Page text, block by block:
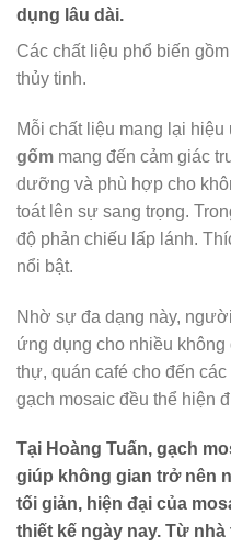
dụng lâu dài.
Các chất liệu phổ biến
thủy tinh.
Mỗi chất liệu mang lại hiệu
gốm mang đến cảm giác
dưỡng và phù hợp cho
toát lên sự sang trọng.
độ phản chiếu lấp lánh.
nổi bật.
Nhờ sự đa dạng này,
ứng dụng cho nhiều
thự, quán café cho đến
gạch mosaic đều thể hiện
Tại Hoàng Tuấn, gạch
giúp không gian trở nên
tối giản, hiện đại của
thiết kế ngày nay. Từ